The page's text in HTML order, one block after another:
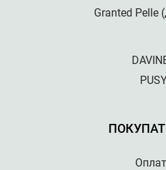
Granted Pelle